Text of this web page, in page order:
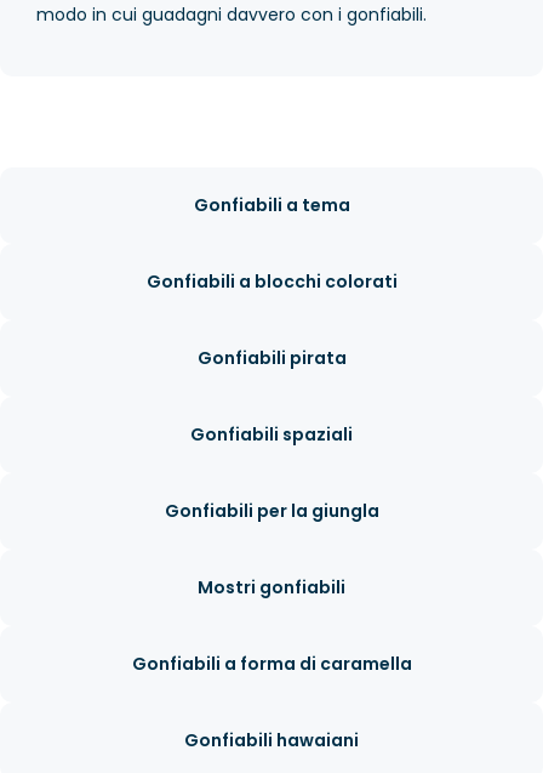
modo in cui guadagni davvero con i gonfiabili.
Gonfiabili a tema
Gonfiabili a blocchi colorati
Gonfiabili pirata
Gonfiabili spaziali
Gonfiabili per la giungla
Mostri gonfiabili
Gonfiabili a forma di caramella
Gonfiabili hawaiani